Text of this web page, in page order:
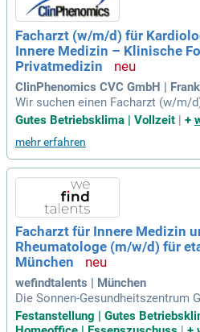
e zu übernehmen. Nutzen Sie
nd senden Sie uns Ihre
e in der Gastroenterologie!
Facharzt (w/m/d) für
Innere Medizin – Klinische
Privatmedizin
ClinPhenomics CVC GmbH |
Wir suchen einen Facharzt (w/m/
ologie oder Angiologie, der Freude
nd innovativen Therapien sind
Anforderungen zählen eine
eitsweise und gute
eine abwechslungsreiche
enmitarbeit und modernen
enhausen. Geregelte Arbeitszeiten
nenddienste sorgen für eine
erden Sie Teil unseres
re berufliche Weiterentwicklung in
Umfeld!
Gutes Betriebsklima | Vollzeit | +
mehr erfahren
Facharzt für Innere Medizin
Rheumatologe (m/w/d) für
München
wefindtalents | München
Die Sonnen-Gesundheitszentrum
Facharzt für Innere Medizin und
estanstellung. Als Teil eines
Festanstellung | Gutes